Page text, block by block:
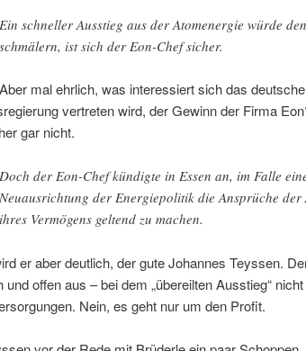
Ein schneller Ausstieg aus der Atomenergie würde
schmälern, ist sich der Eon-Chef sicher.
mal ehrlich, was interessiert sich das
vertreten wird, der Gewinn der Firma
gar nicht.
Doch der Eon-Chef kündigte in Essen an, im Falle
Neuausrichtung der Energiepolitik die Ansprüche der
ihres Vermögens geltend zu machen.
er aber deutlich, der gute Johannes Teyssen.
und offen aus – bei dem „übereilten Ausstieg“
Nein, es geht nur um den Profit.